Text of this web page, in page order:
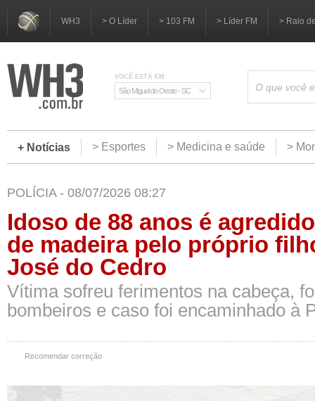
WH3 > O Líder > 103 FM > Líder FM > Raio
VOCÊ ESTÁ EM:
São Miguel do Oeste - SC
+ Notícias > Esportes > Medicina e saúde >
POLÍCIA - 08/07/2026 08:27
Idoso de 88 anos é
de madeira pelo próprio
José do Cedro
Vítima sofreu ferimentos na cabeça,
bombeiros e caso foi encaminhado à
Recomendar correção